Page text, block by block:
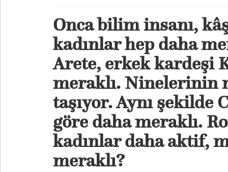
Onca bilim insanı,
kadınlar hep daha
Arete, erkek kardeşi
meraklı. Ninelerinin
taşıyor. Aynı şekilde
göre daha meraklı.
kadınlar daha aktif,
meraklı?